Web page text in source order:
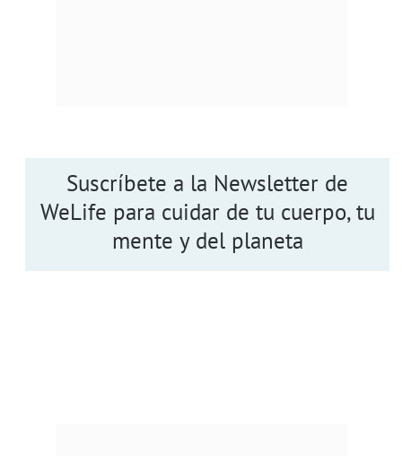
Suscríbete a la Newsletter de
WeLife para cuidar de tu cuerpo, tu
mente y del planeta